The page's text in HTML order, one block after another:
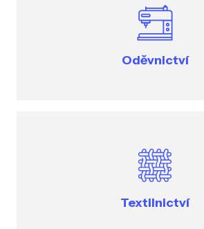
Oděvnictví
Textilnictví